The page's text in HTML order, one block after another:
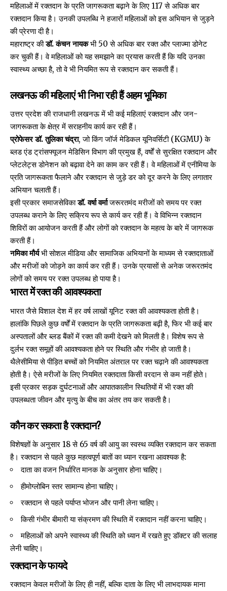
महिलाओं में रक्तदान के प्रति जागरूकता बढ़ाने के लिए 117 से अधिक बार
रक्तदान किया है। उनकी उपलब्धि ने हजारों महिलाओं को इस अभियान से जुड़ने
की प्रेरणा दी है।
महाराष्ट्र कीडॉ. कंचन नायकभी 50 से अधिक बार रक्त और प्लाज्मा डोनेट
कर चुकी हैं। वे महिलाओं को यह समझाने का प्रयास करती हैं कि यदि उनका
स्वास्थ्य अच्छा है, तो वे भी नियमित रूप से रक्तदान कर सकती हैं।
लखनऊ की महिलाएं भी निभा रही हैं अहम भूमिका
उत्तर प्रदेश की राजधानी लखनऊ में भी कई महिलाएं रक्तदान और जन-
जागरूकता के क्षेत्र में सराहनीय कार्य कर रही हैं।
प्रोफेसर डॉ. तुलिका चंद्रा, जो किंग जॉर्ज मेडिकल यूनिवर्सिटी (KGMU) के
ब्लड एंड ट्रांसफ्यूजन मेडिसिन विभाग की प्रमुख हैं, वर्षों से सुरक्षित रक्तदान और
प्लेटलेट्स डोनेशन को बढ़ावा देने का काम कर रही हैं। वे महिलाओं में एनीमिया के
प्रति जागरूकता फैलाने और रक्तदान से जुड़े डर को दूर करने के लिए लगातार
अभियान चलाती हैं।
इसी प्रकार समाजसेविकाडॉ. वर्षा वर्माजरूरतमंद मरीजों को समय पर रक्त
उपलब्ध कराने के लिए सक्रिय रूप से कार्य कर रही हैं। वे विभिन्न रक्तदान
शिविरों का आयोजन करती हैं और लोगों को रक्तदान के महत्व के बारे में जागरूक
करती हैं।
नमिका मौर्यभी सोशल मीडिया और सामाजिक अभियानों के माध्यम से रक्तदाताओं
और मरीजों को जोड़ने का कार्य कर रही हैं। उनके प्रयासों से अनेक जरूरतमंद
लोगों को समय पर रक्त उपलब्ध हो पाया है।
भारत में रक्त की आवश्यकता
भारत जैसे विशाल देश में हर वर्ष लाखों यूनिट रक्त की आवश्यकता होती है।
हालांकि पिछले कुछ वर्षों में रक्तदान के प्रति जागरूकता बढ़ी है, फिर भी कई बार
अस्पतालों और ब्लड बैंकों में रक्त की कमी देखने को मिलती है। विशेष रूप से
दुर्लभ रक्त समूहों की आवश्यकता होने पर स्थिति और गंभीर हो जाती है।
थैलेसीमिया से पीड़ित बच्चों को नियमित अंतराल पर रक्त चढ़ाने की आवश्यकता
होती है। ऐसे मरीजों के लिए नियमित रक्तदाता किसी वरदान से कम नहीं होते।
इसी प्रकार सड़क दुर्घटनाओं और आपातकालीन स्थितियों में भी रक्त की
उपलब्धता जीवन और मृत्यु के बीच का अंतर तय कर सकती है।
कौन कर सकता है रक्तदान?
विशेषज्ञों के अनुसार 18 से 65 वर्ष की आयु का स्वस्थ व्यक्ति रक्तदान कर सकता
है। रक्तदान से पहले कुछ महत्वपूर्ण बातों का ध्यान रखना आवश्यक है:
दाता का वजन निर्धारित मानक के अनुसार होना चाहिए।
हीमोग्लोबिन स्तर सामान्य होना चाहिए।
रक्तदान से पहले पर्याप्त भोजन और पानी लेना चाहिए।
किसी गंभीर बीमारी या संक्रमण की स्थिति में रक्तदान नहीं करना चाहिए।
महिलाओं को अपने स्वास्थ्य की स्थिति को ध्यान में रखते हुए डॉक्टर की सलाह
लेनी चाहिए।
रक्तदान के फायदे
रक्तदान केवल मरीजों के लिए ही नहीं, बल्कि दाता के लिए भी लाभदायक माना